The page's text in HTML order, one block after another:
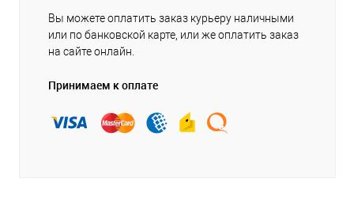
Вы можете оплатить заказ курьеру наличными
или по банковской карте, или же оплатить заказ
на сайте онлайн.
Принимаем к оплате